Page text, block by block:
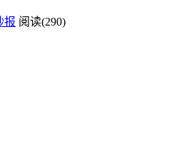
报 阅读(290)